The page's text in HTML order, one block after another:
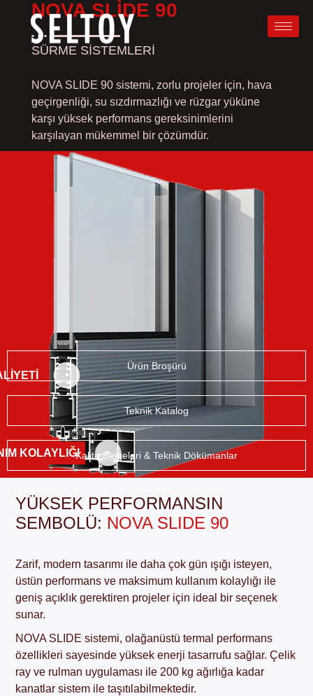
NOVA SLIDE 90
SÜRME SISTEMLERI
NOVA SLIDE 90 sistemi, zorlu projeler için, hava
geçirgenliği, su sızdırmazlığı ve rüzgar yüküne
karşı yüksek performans gereksinimlerini
karşılayan mükemmel bir çözümdür.
KOLAYLIĞI
Ürün Broşürü
Teknik Katalog
Kalite Belgeleri & Teknik Dökümanlar
YÜKSEK PERFORMANSIN
SEMBOLÜ: NOVA SLIDE 90
Zarif, modern tasarımı ile daha çok gün ışığı isteyen,
üstün performans ve maksimum kullanım kolaylığı ile
geniş açıklık gerektiren projeler için ideal bir seçenek
sunar.
NOVA SLIDE sistemi, olağanüstü termal performans
özellikleri sayesinde yüksek enerji tasarrufu sağlar. Çelik
ray ve rulman uygulaması ile 200 kg ağırlığa kadar
kanatlar sistem ile taşıtılabilmektedir.